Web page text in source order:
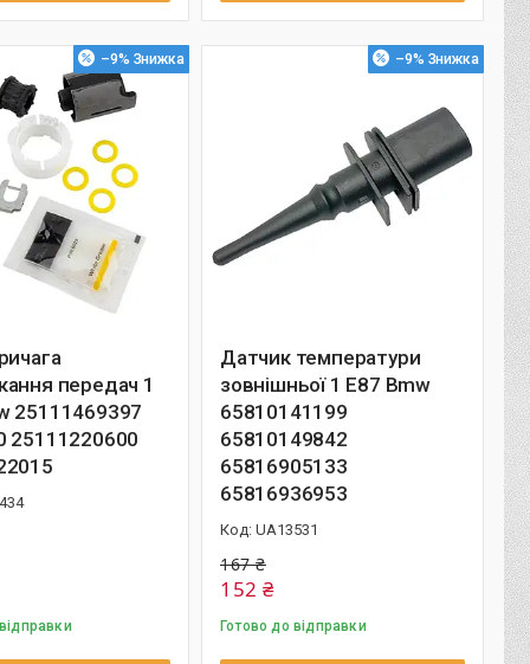
–9%
передач 1
25111469397
25111220600
–9%
Датчик температури
зовнішньої 1 E87 Bmw
65810141199
65810149842
65816905133
65816936953
UA13531
167 ₴
152 ₴
Готово до відправки